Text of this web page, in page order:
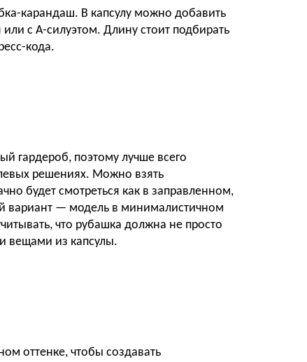
карандаш. В капсулу можно добавить
с А-силуэтом. Длину стоит подбирать
кода.
гардероб, поэтому лучше всего
решениях. Можно взять
будет смотреться как в заправленном,
вариант — модель в минималистичном
что рубашка должна не просто
вещами из капсулы.
оттенке, чтобы создавать